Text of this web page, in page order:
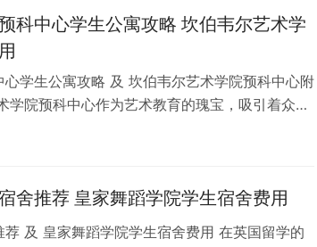
科中心学生公寓攻略 坎伯韦尔艺术学
学生公寓攻略 及 坎伯韦尔艺术学院预科中心附
学院预科中心作为艺术教育的瑰宝，吸引着众多
舍推荐 皇家舞蹈学院学生宿舍费用
及 皇家舞蹈学院学生宿舍费用 在英国留学的